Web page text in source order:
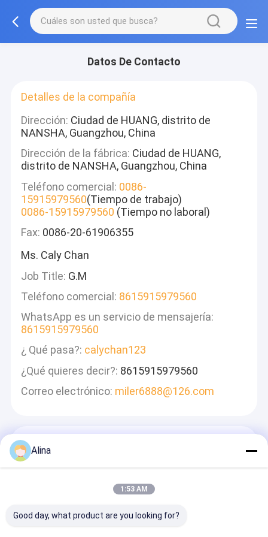
Datos De Contacto
Detalles de la compañía
Dirección: Ciudad de HUANG, distrito de
NANSHA, Guangzhou, China
Dirección de la fábrica: Ciudad de HUANG,
distrito de NANSHA, Guangzhou, China
Teléfono comercial: 0086-
15915979560(Tiempo de trabajo)
0086-15915979560 (Tiempo no laboral)
Fax: 0086-20-61906355
Ms. Caly Chan
Job Title: G.M
Teléfono comercial: 8615915979560
WhatsApp es un servicio de mensajería:
8615915979560
¿ Qué pasa?: calychan123
¿Qué quieres decir?: 8615915979560
Correo electrónico: miler6888@126.com
Alina
1:53 AM
Good day, what product are you looking for?